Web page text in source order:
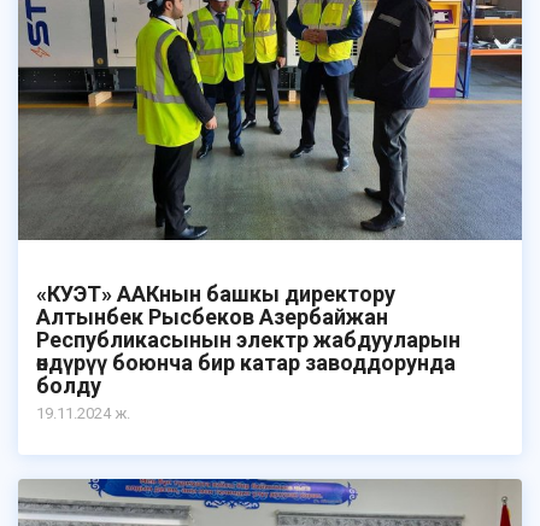
«КУЭТ» ААКнын башкы директору
Алтынбек Рысбеков Азербайжан
Республикасынын электр жабдууларын
өндүрүү боюнча бир катар заводдорунда
болду
19.11.2024 ж.